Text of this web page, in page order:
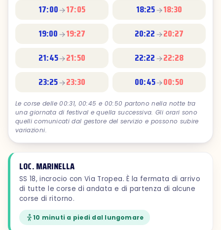
17:00
17:05 18:25
18:30
19:00
19:27 20:22
20:27
21:45
21:50 22:22
22:28
23:25
23:30 00:45 00:50
Le corse delle 00:31, 00:45 e 00:50 partono nella notte tra
una giornata di festival e quella successiva. Gli orari sono
quelli comunicati dal gestore del servizio e possono subire
variazioni.
LOC. MARINELLA
SS 18, incrocio con Via Tropea. È la fermata di arrivo
di tutte le corse di andata e di partenza di alcune
corse di ritorno.
10 minuti a piedi dal lungomare